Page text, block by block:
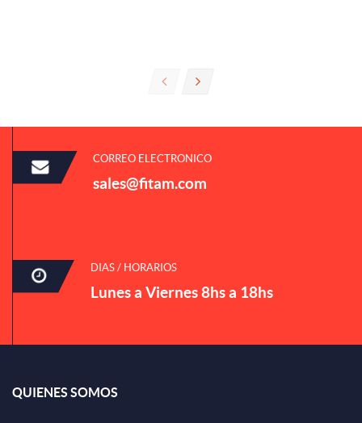
CORREO ELECTRONICO
sales@fitam.com
DIAS / HORARIOS
Lunes a Viernes 8hs a 18hs
QUIENES SOMOS